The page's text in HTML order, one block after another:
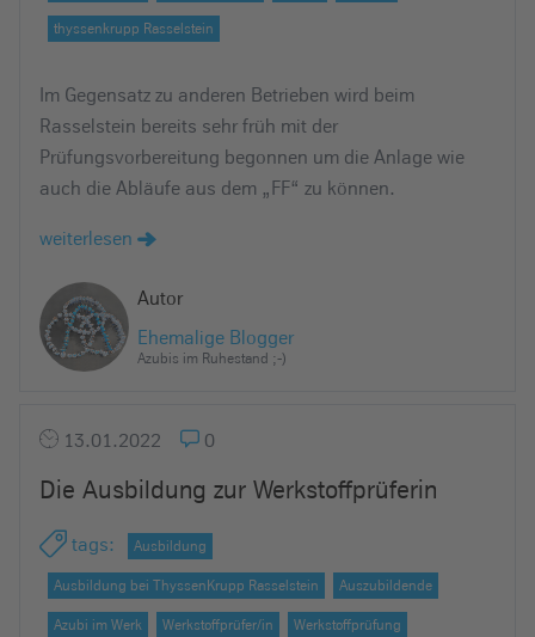
thyssenkrupp Rasselstein
Im Gegensatz zu anderen Betrieben wird beim
Rasselstein bereits sehr früh mit der
Prüfungsvorbereitung begonnen um die Anlage wie
auch die Abläufe aus dem „FF“ zu können.
weiterlesen
Autor
Ehemalige Blogger
Azubis im Ruhestand ;-)
13.01.2022 0
Die Ausbildung zur Werkstoffprüferin
tags: Ausbildung
Ausbildung bei ThyssenKrupp Rasselstein Auszubildende
Azubi im Werk Werkstoffprüfer/in Werkstoffprüfung